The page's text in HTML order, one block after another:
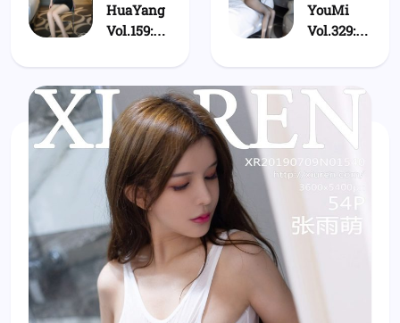
HuaYang
Vol.159:
Meng (张
雨萌)
YouMi
Vol.329:
Meng (张
雨萌)